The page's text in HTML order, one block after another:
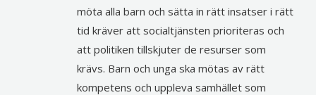
möta alla barn och sätta in rätt insatser i rätt
tid kräver att socialtjänsten prioriteras och
att politiken tillskjuter de resurser som
krävs. Barn och unga ska mötas av rätt
kompetens och uppleva samhället som